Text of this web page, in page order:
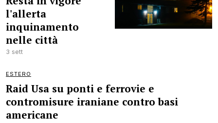
l'allerta
inquinamento
nelle città
3 sett
ESTERO
Raid Usa su ponti e ferrovie e
contromisure iraniane contro basi
americane